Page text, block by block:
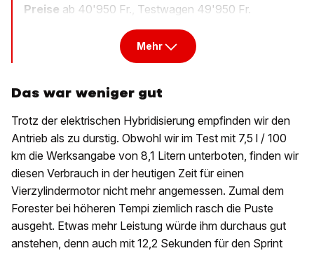
Preise ab 40'950 Fr., Testwagen 49'950 Fr.
Mehr
Das war weniger gut
Trotz der elektrischen Hybridisierung empfinden wir den
Antrieb als zu durstig. Obwohl wir im Test mit 7,5 l / 100
km die Werksangabe von 8,1 Litern unterboten, finden wir
diesen Verbrauch in der heutigen Zeit für einen
Vierzylindermotor nicht mehr angemessen. Zumal dem
Forester bei höheren Tempi ziemlich rasch die Puste
ausgeht. Etwas mehr Leistung würde ihm durchaus gut
anstehen, denn auch mit 12,2 Sekunden für den Sprint